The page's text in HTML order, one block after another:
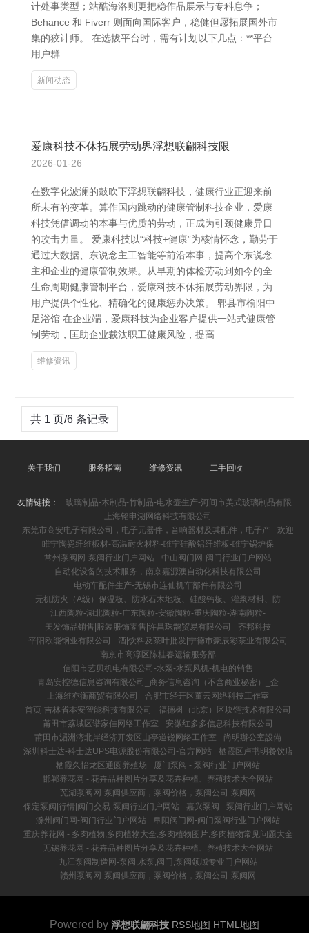
计处事类型；站酷海洛则更把稳作品展示与专科息争；
Behance 和 Fiverr 则面向国际客户，稳健但愿拓展国外市
集的狡计师。 在选拔平台时，需有计划以下几点：**平台
用户群
新闻动态
爱康科技不休拓展劳动界浮想联翩科技限
2026-01-26
在数字化波澜的鼓吹下浮想联翩科技，健康行业正迎来前
所未有的变革。算作国内跳动的健康管制科技企业，爱康
科技凭借调动的本事与优质的劳动，正成为引颈健康异日
的攻击力量。 爱康科技以“科技+健康”为核情怀念，勤劳于
通过大数据、东说念主工智能等前沿本事，提高个东说念
主和企业的健康管制效果。从早期的体检劳动到如今的全
生命周期健康管制平台，爱康科技不休拓展劳动界限，为
用户提供个性化、精确化的健康惩办决策。 郫县市榆阳中
足浴馆 在企业端，爱康科技为企业客户提供一站式健康管
制劳动，匡助企业裁汰职工健康风险，提高
维修资讯
共 1 页/6 条记录
关于我们 服务指南 维修资讯 二手回收
友情链接：
玻璃制品-木制品-竹制品-电水壶生产-河间市美式玻璃制品有限
上海铭申湖网络科技有限公司
东莞市高安电子有限公司，电子元器件，音响器材及其配件，电子产
欢迎
睢宁陶瓷纤维板材-高温耐火材料-睢宁硅酸铝纤维板-睢宁锅炉保
常州泵阀网-泵阀行业门户网站
中山阀门网-阀门行业门户网站
自动化设备的技术服务，南京嘉源澳自动化科技有限公司
电动车配件生产-无锡市连仙机车部件有限公司
无机防火（A级）保温板、防水石木地板、硅酸钙板、灌浆材料、防
江西陶粒-湖北陶粒-广东陶粒-安徽陶粒-重庆陶粒-湖南陶粒-
美发饰品销售|服装服饰零售|许昌珠鹊贸易有限公司
齐邦科技
平阳欧能钢业有限公司
酒|饮料及茶叶批发|宁德市豪辰彩茶业有限公司
南京市高淳区陈桂春运输服务部
信阳市艺贝机电有限公司-水泵-水泵风机-机电的销售
青岛安控德信息咨询有限公司_商务信息咨询（不含商业秘密）_企
上海维亦衡商贸有限公司
合肥市经开区董云网络科技工作室
首页-吉林省本安智能科技有限公司
福德树（北京）区块链技术有限公司
莆田市荔城区谱家佳网络工作室
安徽红多多信息科技有限公司
莆田市湄洲湾北岸经济开发区山亭道锐网络工作室
尚明辦公室設備
深圳科士达-科士达UPS电源股份有限公司-官方网站
栖霞区卢书明餐饮店
栖霞久怡龙区通圆养殖场
厦门泵阀 - 泵阀行业门户网站
邯郸养花网 - 花卉品种图片分享及花卉种植、养殖技术大全网站
芜湖泵阀网-泵阀供应商，泵阀价格，泵阀公司-泵阀网
保定泵阀|行情|阀门交易-泵阀行业门户网站
嘉兴泵阀 - 泵阀行业门户网站
滁州阀门网-阀门行业门户网站
阜阳阀门网-阀门泵阀行业门户网站
重庆养花网 - 多肉植物,多肉植物大全,多肉植物图片,多肉植物常见问题大全
无锡养花网 - 花卉品种图片分享及花卉种植、养殖技术大全网站
九江泵阀制造网-泵阀,水泵,阀门,泵阀领域专业门户网站
赣州泵阀网-泵阀供应商，泵阀价格，泵阀公司-泵阀网
Powered by 浮想联翩科技 RSS地图 HTML地图